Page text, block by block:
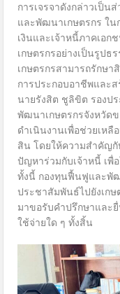
การเจรจาดังกล่าวเป็
และพัฒนาเกษตรกร ใน
เงินและเจ้าหนี้ภาคเอ
เกษตรกรอย่างเป็นรูป
เกษตรกรสามารถรักษ
การประกอบอาชีพและส
นายรังสิต ชูลิขิต รองป
พัฒนาเกษตรกรจังหวัด
ดำเนินงานเพื่อช่วยเห
สิน โดยให้ความสำคัญกั
ปัญหาร่วมกับเจ้าหนี้ เพื่
ทั้งนี้ กองทุนฟื้นฟูและพั
ประชาสัมพันธ์ไปยังเก
มาขอรับคำปรึกษาและ
ใช้จ่ายใด ๆ ทั้งสิ้น